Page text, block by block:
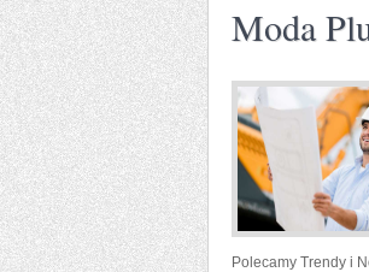
Moda
Polecamy Trendy i